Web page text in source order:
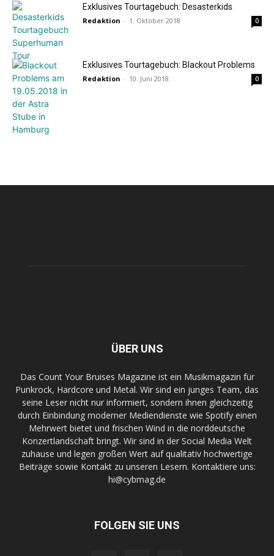
Exklusives Tourtagebuch: Desasterkids
Redaktion - 1. Oktober 2018 0
Exklusives Tourtagebuch: Blackout Problems
Redaktion - 10. Juni 2018 0
ÜBER UNS
Das Count Your Bruises Magazine ist ein Musikmagazin für
Punkrock, Hardcore und Metal. Wir sind ein junges Team, das
seine Leser nicht nur informiert, sondern ihnen gleichzeitig
durch Einbindung moderner Mediendienste wie Spotify einen
Mehrwert bietet und frischen Wind in die norddeutsche
Konzertlandschaft bringt. Wir sind in der Social Media Welt
zuhause und legen großen Wert auf qualitativ hochwertige
Beiträge sowie Kontakt zu unseren Lesern. Kontaktiere uns:
hi@cybmag.de
FOLGEN SIE UNS